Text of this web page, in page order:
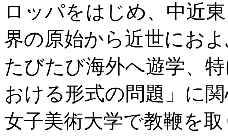
ロッパをはじめ、中近
界の原始から近世にお
たびたび海外へ遊学、
おける形式の問題」に
女子美術大学で教鞭を